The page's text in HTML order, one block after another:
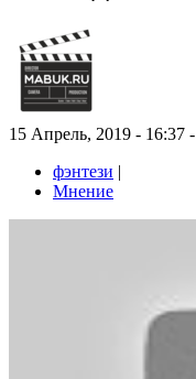
15 Апрель, 2019 - 16:37 -
фэнтези |
Мнение